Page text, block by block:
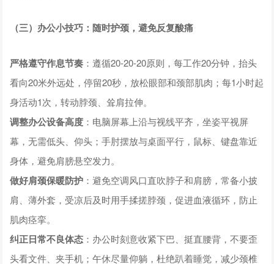
（三）办公小技巧：随时护颈，避免反复酸痛
严格遵守作息节奏 ：遵循20-20-20原则，每工作20分钟，抬头
看向20米外远处，停留20秒，放松眼部和颈部肌肉；每1小时起
身活动1次，转动脖颈、耸肩拉伸。
调整办公设备高度 ：电脑屏幕上沿与视线平齐，坐姿平视屏
幕，无需低头、仰头；手肘摆放与桌面平行，鼠标、键盘靠近
身体，避免肩膀悬空发力。
做好肩颈保暖防护 ：避免空调风口直吹脖子和肩膀，常备小披
肩、薄外套，受凉后及时用手揉搓脖颈，促进血液循环，防止
肌肉痉挛。
纠正日常不良体态 ：办公时刻意收紧下巴、挺直腰背，不要歪
头看文件、夹手机；午休尽量仰躺，杜绝趴着睡觉，减少颈椎